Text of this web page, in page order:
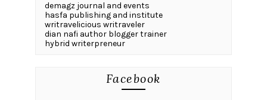
demagz journal and events
hasfa publishing and institute
writravelicious writraveler
dian nafi author blogger trainer
hybrid writerpreneur
Facebook